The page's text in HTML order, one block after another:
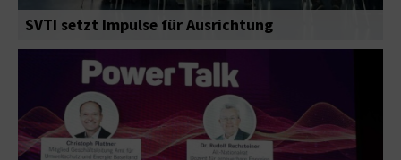
SVTI setzt Impulse für Ausrichtung